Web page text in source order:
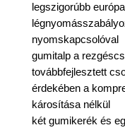
legszigorúbb
nyomskapcsolóval
gumitalp a
továbbfejlesztett
érdekében a
károsítása nélkül
két gumikerék és